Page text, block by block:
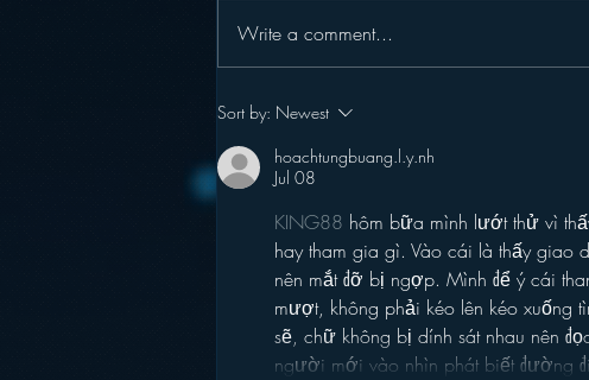
Podcasting is NOT the
New Blogging
Write a comment...
Sort by: Newest
hoachtungbuang.l.y.nh
Jul 08
KING88 hôm bữa mình lướt thử vì
hay tham gia gì. Vào cái là thấy giao
nên mắt đỡ bị ngợp. Mình để ý cái
mượt, không phải kéo lên kéo xuống
sẽ, chữ không bị dính sát nhau nên
người mới vào nhìn phát biết đường